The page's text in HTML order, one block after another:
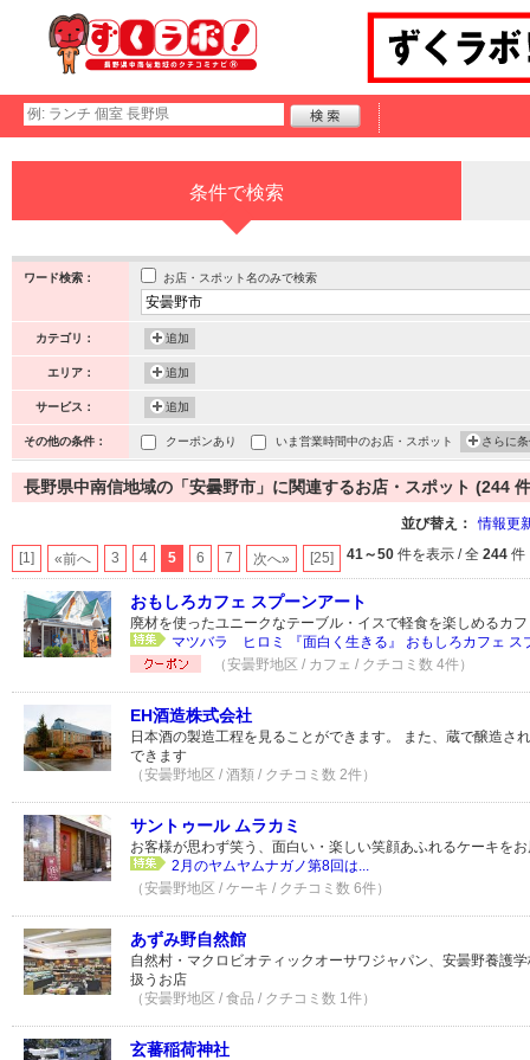
条件で検索
ワード検索： お店・スポット名のみで検索
カテゴリ： 追加
エリア： 追加
サービス： 追加
その他の条件： クーポンあり いま営業時間中のお店・スポット さらに
長野県中南信地域の「安曇野市」に関連するお店・スポット (244
並び替え： 情報更
[1] «前へ 3 4 5 6 7 次へ» [25] 41～50 件を表示 / 全 244 件
おもしろカフェ スプーンアート
廃材を使ったユニークなテーブル・イスで軽食を楽しめるカ
マツバラ ヒロミ 『面白く生きる』 おもしろカフェ
（安曇野地区 / カフェ / クチコミ数 4件）
EH酒造株式会社
日本酒の製造工程を見ることができます。 また、蔵で醸造さ
できます
（安曇野地区 / 酒類 / クチコミ数 2件）
サントゥール ムラカミ
お客様が思わず笑う、面白い・楽しい笑顔あふれるケーキを
2月のヤムヤムナガノ第8回は...
（安曇野地区 / ケーキ / クチコミ数 6件）
あずみ野自然館
自然村・マクロビオティックオーサワジャパン、安曇野養護
扱うお店
（安曇野地区 / 食品 / クチコミ数 1件）
玄蕃稲荷神社